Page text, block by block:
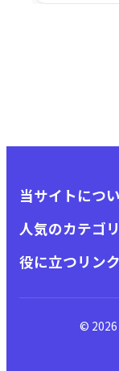
当サイトにつ
人気のカテゴ
役に立つリンク
©